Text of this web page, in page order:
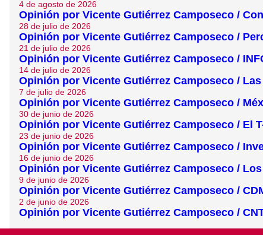
4 de agosto de 2026
Opinión por Vicente Gutiérrez Camposeco /
28 de julio de 2026
Opinión por Vicente Gutiérrez Camposeco /
21 de julio de 2026
Opinión por Vicente Gutiérrez Camposeco /
14 de julio de 2026
Opinión por Vicente Gutiérrez Camposeco /
7 de julio de 2026
Opinión por Vicente Gutiérrez Camposeco /
30 de junio de 2026
Opinión por Vicente Gutiérrez Camposeco / El
23 de junio de 2026
Opinión por Vicente Gutiérrez Camposeco /
16 de junio de 2026
Opinión por Vicente Gutiérrez Camposeco /
9 de junio de 2026
Opinión por Vicente Gutiérrez Camposeco /
2 de junio de 2026
Opinión por Vicente Gutiérrez Camposeco /